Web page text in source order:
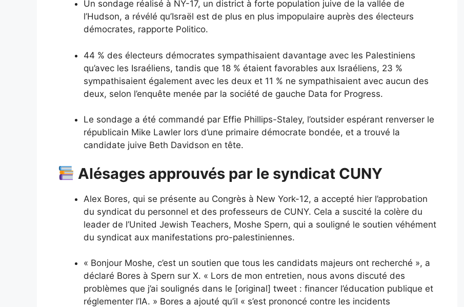
Un sondage réalisé à NY-17, un district à forte population juive de la vallée de
l’Hudson, a révélé qu’Israël est de plus en plus impopulaire auprès des électeurs
démocrates, rapporte Politico.
44 % des électeurs démocrates sympathisaient davantage avec les Palestiniens
qu’avec les Israéliens, tandis que 18 % étaient favorables aux Israéliens, 23 %
sympathisaient également avec les deux et 11 % ne sympathisaient avec aucun des
deux, selon l’enquête menée par la société de gauche Data for Progress.
Le sondage a été commandé par Effie Phillips-Staley, l’outsider espérant renverser le
républicain Mike Lawler lors d’une primaire démocrate bondée, et a trouvé la
candidate juive Beth Davidson en tête.
Alésages approuvés par le syndicat CUNY
Alex Bores, qui se présente au Congrès à New York-12, a accepté hier l’approbation
du syndicat du personnel et des professeurs de CUNY. Cela a suscité la colère du
leader de l’United Jewish Teachers, Moshe Spern, qui a souligné le soutien véhément
du syndicat aux manifestations pro-palestiniennes.
« Bonjour Moshe, c’est un soutien que tous les candidats majeurs ont recherché », a
déclaré Bores à Spern sur X. « Lors de mon entretien, nous avons discuté des
problèmes que j’ai soulignés dans le [original] tweet : financer l’éducation publique et
réglementer l’IA. » Bores a ajouté qu’il « s’est prononcé contre les incidents